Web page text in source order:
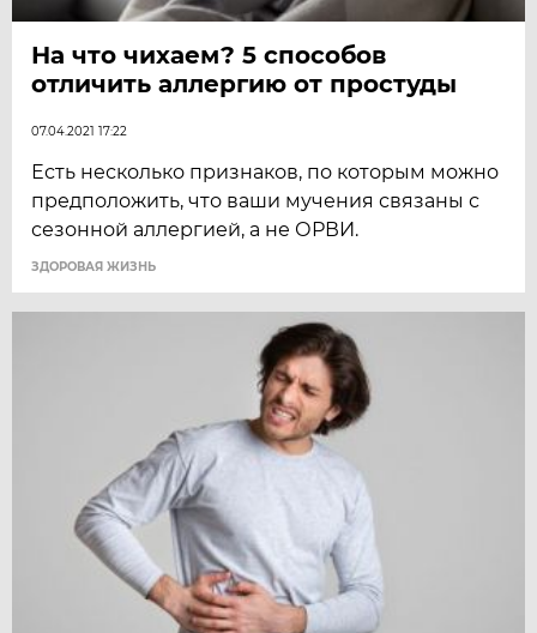
На что чихаем? 5 способов
отличить аллергию от простуды
07.04.2021 17:22
Есть несколько признаков, по которым можно
предположить, что ваши мучения связаны с
сезонной аллергией, а не ОРВИ.
ЗДОРОВАЯ ЖИЗНЬ